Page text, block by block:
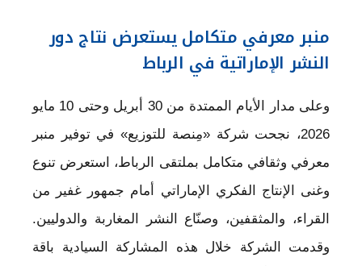
منبر معرفي متكامل يستعرض نتاج دور
النشر الإماراتية في الرباط
وعلى مدار الأيام الممتدة من 30 أبريل وحتى 10 مايو
2026، نجحت شركة «مِنصة للتوزيع» في توفير منبر
معرفي وثقافي متكامل بملتقى الرباط، استعرض تنوع
وغنى الإنتاج الفكري الإماراتي أمام جمهور غفير من
القراء، والمثقفين، وصنّاع النشر المغاربة والدوليين.
وقدمت الشركة خلال هذه المشاركة السيادية باقة